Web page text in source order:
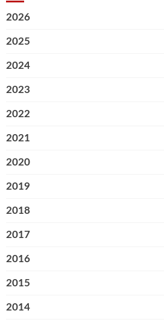
2026
2025
2024
2023
2022
2021
2020
2019
2018
2017
2016
2015
2014